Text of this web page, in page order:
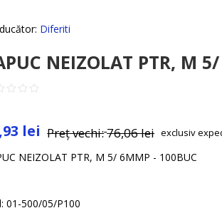
Diferiti
NEIZOLAT PTR, M
lei Preț vechi:76,06 lei exclusiv
NEIZOLAT PTR, M 5/ 6MMP - 100BUC
01-500/05/P100